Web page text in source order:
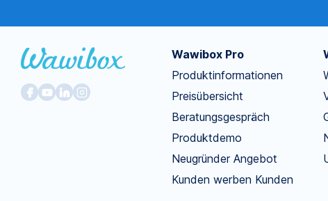
Wawibox Pro
Produktinformationen
Preisübersicht
Beratungsgespräch
Produktdemo
Neugründer Angebot
Kunden werben Kunden